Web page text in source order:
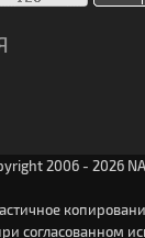
2006 - 2026
согласованном